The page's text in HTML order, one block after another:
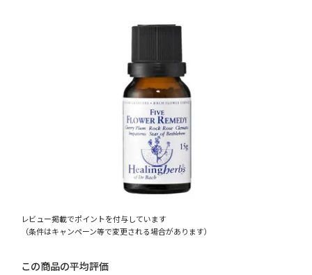
レビュー掲載でポイントを付与しています
（条件はキャンペーン等で変更される場合があります）